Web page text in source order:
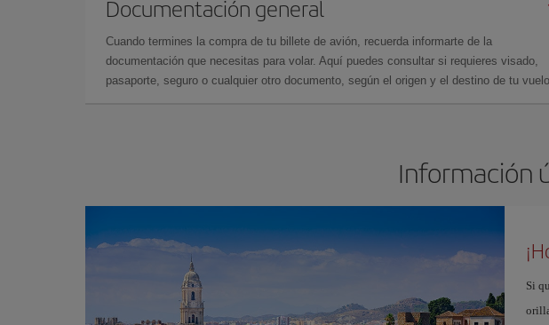
Documentación general
Cuando termines la compra de tu billete de avión, recuerda informarte de la
documentación que necesitas para volar. Aquí puedes consultar si requieres visado,
pasaporte, seguro o cualquier otro documento, según el origen y el destino de tu vuelo.
Información
Si